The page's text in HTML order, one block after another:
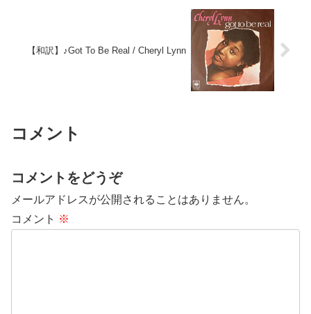
【和訳】♪Got To Be Real / Cheryl Lynn
コメント
コメントをどうぞ
メールアドレスが公開されることはありません。
コメント ※